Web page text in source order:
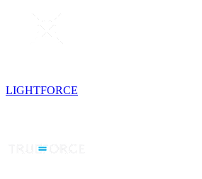
LIGHTFORCE